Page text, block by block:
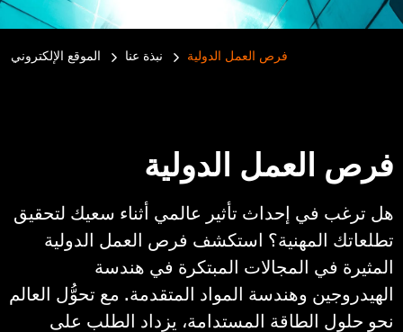
الموقع الإلكتروني نبذة عنا فرص العمل الدولية
فرص العمل الدولية
هل ترغب في إحداث تأثير عالمي أثناء سعيك لتحقيق
تطلعاتك المهنية؟ استكشف فرص العمل الدولية
المثيرة في المجالات المبتكرة في هندسة
الهيدروجين وهندسة المواد المتقدمة. مع تحوُّل العالم
نحو حلول الطاقة المستدامة، يزداد الطلب على